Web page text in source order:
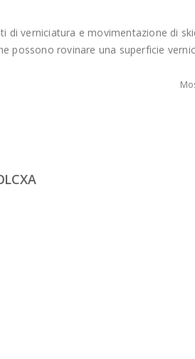
di verniciatura e movimentazione di
possono rovinare una superficie